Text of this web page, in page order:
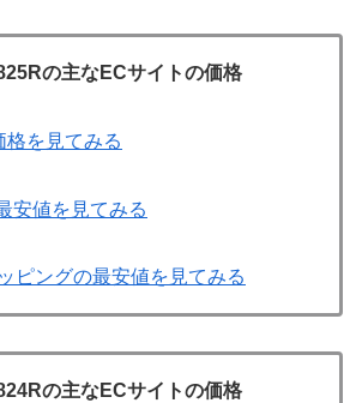
の主なECサイトの価格
格を見てみる
安値を見てみる
ピングの最安値を見てみる
の主なECサイトの価格